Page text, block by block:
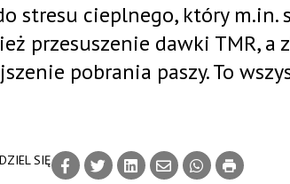
SIĘ
stresu cieplnego, który
przesuszenie dawki TMR, a
pobrania paszy. To